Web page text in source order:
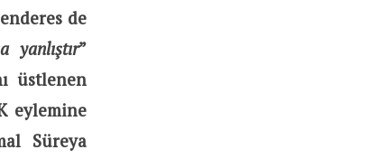
de
yanlıştır”
üstlenen
eylemine
Süreya